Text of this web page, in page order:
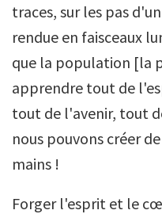
traces, sur les pas
rendue en faisceaux
que la population [la
apprendre tout de
tout de l'avenir, tout
nous pouvons créer
mains !
Forger l'esprit et le